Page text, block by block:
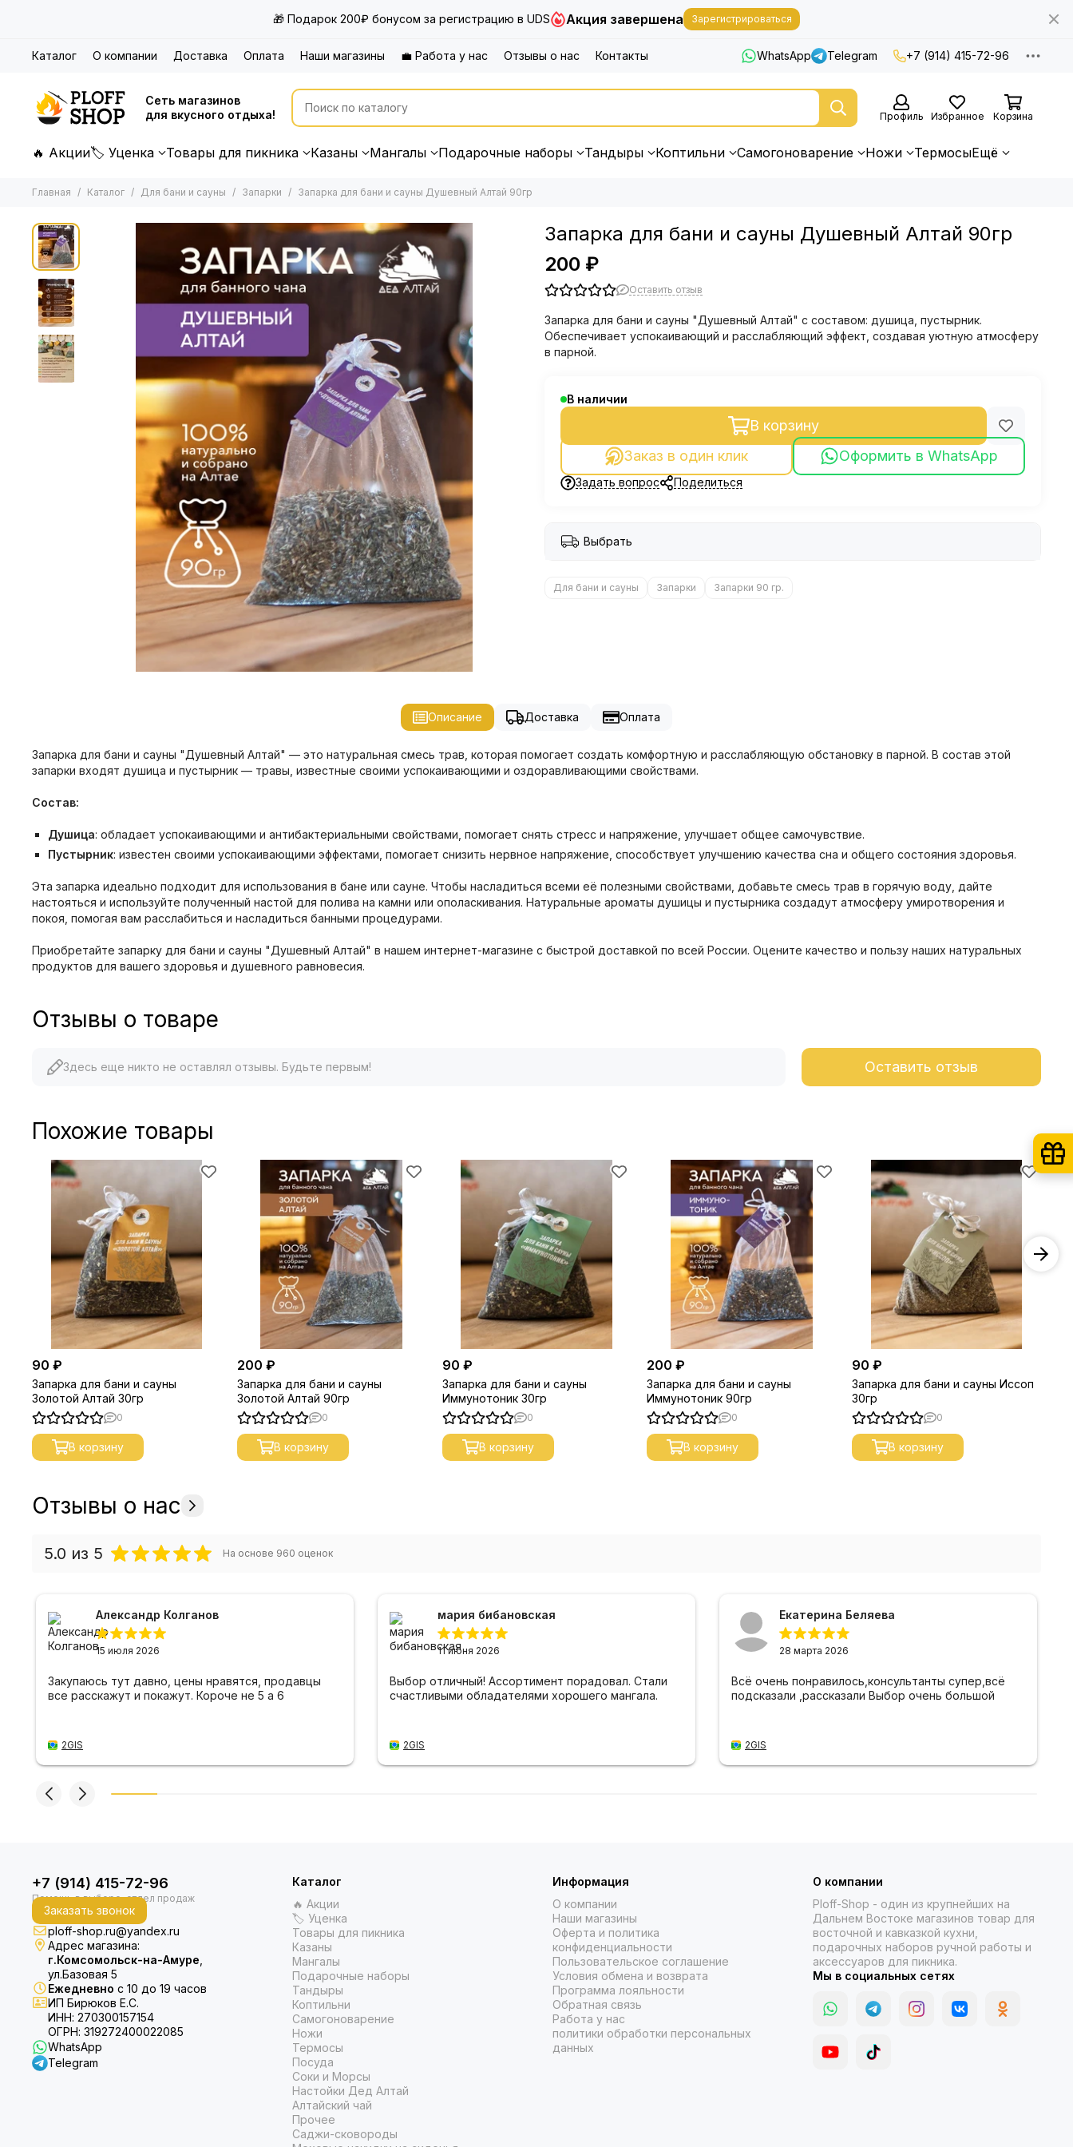
🎁 Подарок 200₽ бонусом за регистрацию в UDS Акция завершена Зарегистрироваться
Каталог О компании Доставка Оплата Наши магазины 💼 Работа у нас Отзывы о нас Контакты WhatsApp Telegram +7 (914) 415-72-96
Сеть магазинов
для вкусного отдыха!
Профиль Избранное Корзина
🔥 Акции🏷 Уценка Товары для пикника Казаны Мангалы Подарочные наборы Тандыры Коптильни Самогоноварение Ножи ТермосыЕщё
Главная Каталог Для бани и сауны Запарки Запарка для бани и сауны Душевный Алтай 90гр
Запарка для бани и сауны Душевный Алтай 90гр
200 ₽
Оставить отзыв
Запарка для бани и сауны "Душевный Алтай" с составом: душица, пустырник.
Обеспечивает успокаивающий и расслабляющий эффект, создавая уютную атмосферу
в парной.
В наличии
В корзину
Заказ в один клик
Оформить в WhatsApp
Задать вопрос Поделиться
Выбрать
Для бани и сауны Запарки Запарки 90 гр.
Описание Доставка Оплата
Запарка для бани и сауны "Душевный Алтай" — это натуральная смесь трав, которая помогает создать комфортную и расслабляющую обстановку в парной. В состав этой
запарки входят душица и пустырник — травы, известные своими успокаивающими и оздоравливающими свойствами.
Состав:
Душица: обладает успокаивающими и антибактериальными свойствами, помогает снять стресс и напряжение, улучшает общее самочувствие.
Пустырник: известен своими успокаивающими эффектами, помогает снизить нервное напряжение, способствует улучшению качества сна и общего состояния здоровья.
Эта запарка идеально подходит для использования в бане или сауне. Чтобы насладиться всеми её полезными свойствами, добавьте смесь трав в горячую воду, дайте
настояться и используйте полученный настой для полива на камни или ополаскивания. Натуральные ароматы душицы и пустырника создадут атмосферу умиротворения и
покоя, помогая вам расслабиться и насладиться банными процедурами.
Приобретайте запарку для бани и сауны "Душевный Алтай" в нашем интернет-магазине с быстрой доставкой по всей России. Оцените качество и пользу наших натуральных
продуктов для вашего здоровья и душевного равновесия.
Отзывы о товаре
Здесь еще никто не оставлял отзывы. Будьте первым! Оставить отзыв
Похожие товары
90 ₽
Запарка для бани и сауны
Золотой Алтай 30гр
0
В корзину
200 ₽
Запарка для бани и сауны
Золотой Алтай 90гр
0
В корзину
90 ₽
Запарка для бани и сауны
Иммунотоник 30гр
0
В корзину
200 ₽
Запарка для бани и сауны
Иммунотоник 90гр
0
В корзину
90 ₽
Запарка для бани и сауны Иссоп
30гр
0
В корзину
Отзывы о нас
5.0 из 5 На основе 960 оценок
Александр Колганов
15 июля 2026
Закупаюсь тут давно, цены нравятся, продавцы
все расскажут и покажут. Короче не 5 а 6
2GIS
мария бибановская
11 июня 2026
Выбор отличный! Ассортимент порадовал. Стали
счастливыми обладателями хорошего мангала.
2GIS
Екатерина Беляева
28 марта 2026
Всё очень понравилось,консультанты супер,всё
подсказали ,рассказали Выбор очень большой
2GIS
+7 (914) 415-72-96
Заказать звонок
ploff-shop.ru@yandex.ru
Адрес магазина:
г.Комсомольск-на-Амуре
ул.Базовая 5
Ежедневно с 10 до 19 часов
ИП Бирюков Е.С.
ИНН: 270300157154
ОГРН: 319272400022085
WhatsApp
Telegram
Каталог
🔥 Акции
🏷 Уценка
Товары для пикника
Казаны
Мангалы
Подарочные наборы
Тандыры
Коптильни
Самогоноварение
Ножи
Термосы
Посуда
Соки и Морсы
Настойки Дед Алтай
Алтайский чай
Прочее
Саджи-сковороды
Информация
О компании
Наши магазины
Оферта и политика
конфиденциальности
Пользовательское соглашение
Условия обмена и возврата
Программа лояльности
Обратная связь
Работа у нас
политики обработки персональных
данных
О компании
Ploff-Shop - один из крупнейших на
Дальнем Востоке магазинов товар для
восточной и кавказкой кухни,
подарочных наборов ручной работы и
аксессуаров для пикника.
Мы в социальных сетях